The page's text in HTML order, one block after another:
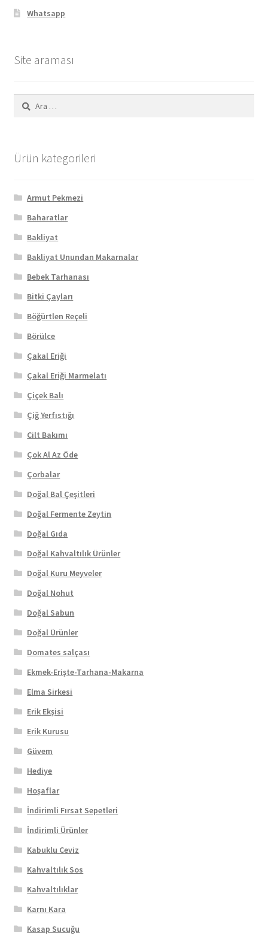
Whatsapp
Site araması
Arama:
Ürün kategorileri
Armut Pekmezi
Baharatlar
Bakliyat
Bakliyat Unundan Makarnalar
Bebek Tarhanası
Bitki Çayları
Böğürtlen Reçeli
Börülce
Çakal Eriği
Çakal Eriği Marmelatı
Çiçek Balı
Çiğ Yerfıstığı
Cilt Bakımı
Çok Al Az Öde
Çorbalar
Doğal Bal Çeşitleri
Doğal Fermente Zeytin
Doğal Gıda
Doğal Kahvaltılık Ürünler
Doğal Kuru Meyveler
Doğal Nohut
Doğal Sabun
Doğal Ürünler
Domates salçası
Ekmek-Erişte-Tarhana-Makarna
Elma Sirkesi
Erik Ekşisi
Erik Kurusu
Güvem
Hediye
Hoşaflar
İndirimli Fırsat Sepetleri
İndirimli Ürünler
Kabuklu Ceviz
Kahvaltılık Sos
Kahvaltılıklar
Karnı Kara
Kasap Sucuğu